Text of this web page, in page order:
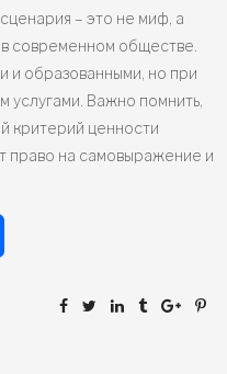
– это не миф, а
современном обществе.
и образованными, но при
услугами. Важно помнить,
критерий ценности
право на самовыражение и